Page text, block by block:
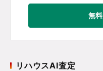
無
リハウスAI査定